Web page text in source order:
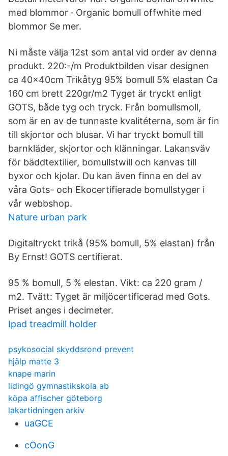
med blommor · Organic bomull offwhite med
blommor Se mer.
Ni måste välja 12st som antal vid order av denna
produkt. 220:-/m Produktbilden visar designen
ca 40x40cm Trikåtyg 95% bomull 5% elastan Ca
160 cm brett 220gr/m2 Tyget är tryckt enligt
GOTS, både tyg och tryck. Från bomullsmoll,
som är en av de tunnaste kvalitéterna, som är fin
till skjortor och blusar. Vi har tryckt bomull till
barnkläder, skjortor och klänningar. Lakansväv
för bäddtextilier, bomullstwill och kanvas till
byxor och kjolar. Du kan även finna en del av
våra Gots- och Ekocertifierade bomullstyger i
vår webbshop.
Nature urban park
Digitaltryckt trikå (95% bomull, 5% elastan) från
By Ernst! GOTS certifierat.
95 % bomull, 5 % elestan. Vikt: ca 220 gram /
m2. Tvätt: Tyget är miljöcertificerad med Gots.
Priset anges i decimeter.
Ipad treadmill holder
psykosocial skyddsrond prevent
hjälp matte 3
knape marin
lidingö gymnastikskola ab
köpa affischer göteborg
lakartidningen arkiv
uaGCE
cOonG